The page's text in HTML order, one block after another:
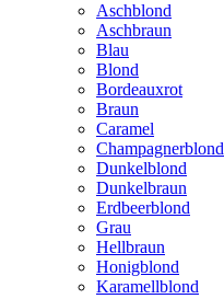
Aschblond
Aschbraun
Blau
Blond
Bordeauxrot
Braun
Caramel
Champagnerblond
Dunkelblond
Dunkelbraun
Erdbeerblond
Grau
Hellbraun
Honigblond
Karamellblond